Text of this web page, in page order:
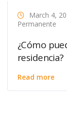
March 4,
Permanente
¿Cómo
residencia?
Read more